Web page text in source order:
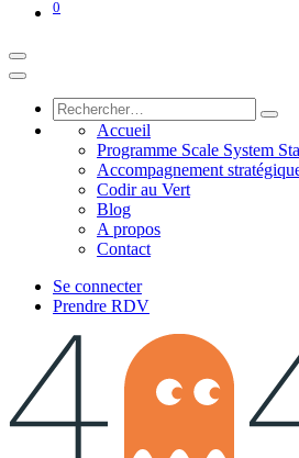
0
Accueil
Programme Scale System
Accompagnement
Codir au Vert
Blog
A propos
Contact
Se connecter
Prendre RDV